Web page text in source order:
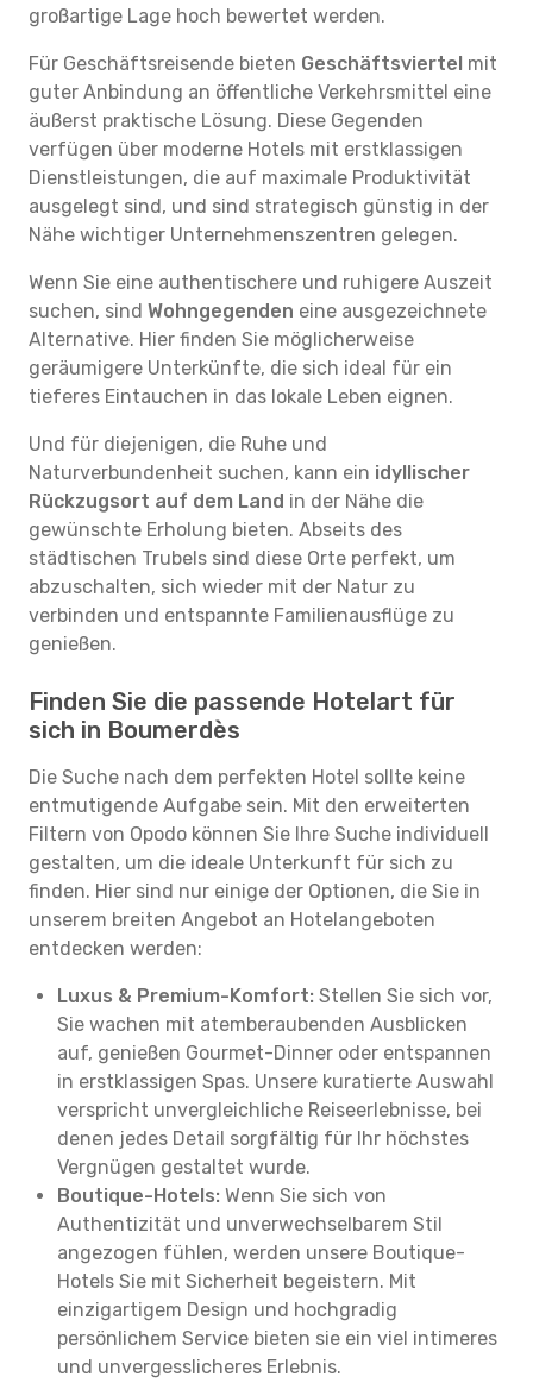
großartige Lage hoch bewertet werden.
Für Geschäftsreisende bieten Geschäftsviertel mit
guter Anbindung an öffentliche Verkehrsmittel eine
äußerst praktische Lösung. Diese Gegenden
verfügen über moderne Hotels mit erstklassigen
Dienstleistungen, die auf maximale Produktivität
ausgelegt sind, und sind strategisch günstig in der
Nähe wichtiger Unternehmenszentren gelegen.
Wenn Sie eine authentischere und ruhigere Auszeit
suchen, sind Wohngegenden eine ausgezeichnete
Alternative. Hier finden Sie möglicherweise
geräumigere Unterkünfte, die sich ideal für ein
tieferes Eintauchen in das lokale Leben eignen.
Und für diejenigen, die Ruhe und
Naturverbundenheit suchen, kann ein idyllischer
Rückzugsort auf dem Land in der Nähe die
gewünschte Erholung bieten. Abseits des
städtischen Trubels sind diese Orte perfekt, um
abzuschalten, sich wieder mit der Natur zu
verbinden und entspannte Familienausflüge zu
genießen.
Finden Sie die passende Hotelart für
sich in Boumerdès
Die Suche nach dem perfekten Hotel sollte keine
entmutigende Aufgabe sein. Mit den erweiterten
Filtern von Opodo können Sie Ihre Suche individuell
gestalten, um die ideale Unterkunft für sich zu
finden. Hier sind nur einige der Optionen, die Sie in
unserem breiten Angebot an Hotelangeboten
entdecken werden:
Luxus & Premium-Komfort: Stellen Sie sich vor,
Sie wachen mit atemberaubenden Ausblicken
auf, genießen Gourmet-Dinner oder entspannen
in erstklassigen Spas. Unsere kuratierte Auswahl
verspricht unvergleichliche Reiseerlebnisse, bei
denen jedes Detail sorgfältig für Ihr höchstes
Vergnügen gestaltet wurde.
Boutique-Hotels: Wenn Sie sich von
Authentizität und unverwechselbarem Stil
angezogen fühlen, werden unsere Boutique-
Hotels Sie mit Sicherheit begeistern. Mit
einzigartigem Design und hochgradig
persönlichem Service bieten sie ein viel intimeres
und unvergesslicheres Erlebnis.